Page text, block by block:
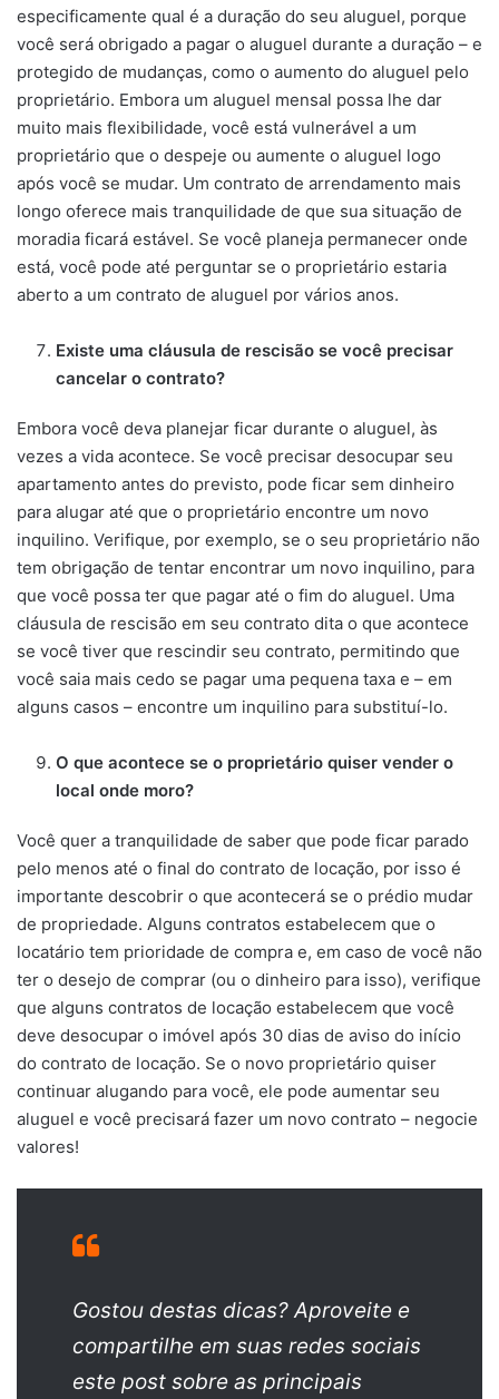
especificamente qual é a duração do seu aluguel, porque
você será obrigado a pagar o aluguel durante a duração – e
protegido de mudanças, como o aumento do aluguel pelo
proprietário. Embora um aluguel mensal possa lhe dar
muito mais flexibilidade, você está vulnerável a um
proprietário que o despeje ou aumente o aluguel logo
após você se mudar. Um contrato de arrendamento mais
longo oferece mais tranquilidade de que sua situação de
moradia ficará estável. Se você planeja permanecer onde
está, você pode até perguntar se o proprietário estaria
aberto a um contrato de aluguel por vários anos.
Existe uma cláusula de rescisão se você precisar
cancelar o contrato?
Embora você deva planejar ficar durante o aluguel, às
vezes a vida acontece. Se você precisar desocupar seu
apartamento antes do previsto, pode ficar sem dinheiro
para alugar até que o proprietário encontre um novo
inquilino. Verifique, por exemplo, se o seu proprietário não
tem obrigação de tentar encontrar um novo inquilino, para
que você possa ter que pagar até o fim do aluguel. Uma
cláusula de rescisão em seu contrato dita o que acontece
se você tiver que rescindir seu contrato, permitindo que
você saia mais cedo se pagar uma pequena taxa e – em
alguns casos – encontre um inquilino para substituí-lo.
O que acontece se o proprietário quiser vender o
local onde moro?
Você quer a tranquilidade de saber que pode ficar parado
pelo menos até o final do contrato de locação, por isso é
importante descobrir o que acontecerá se o prédio mudar
de propriedade. Alguns contratos estabelecem que o
locatário tem prioridade de compra e, em caso de você não
ter o desejo de comprar (ou o dinheiro para isso), verifique
que alguns contratos de locação estabelecem que você
deve desocupar o imóvel após 30 dias de aviso do início
do contrato de locação. Se o novo proprietário quiser
continuar alugando para você, ele pode aumentar seu
aluguel e você precisará fazer um novo contrato – negocie
valores!
Gostou destas dicas? Aproveite e
compartilhe em suas redes sociais
este post sobre as principais